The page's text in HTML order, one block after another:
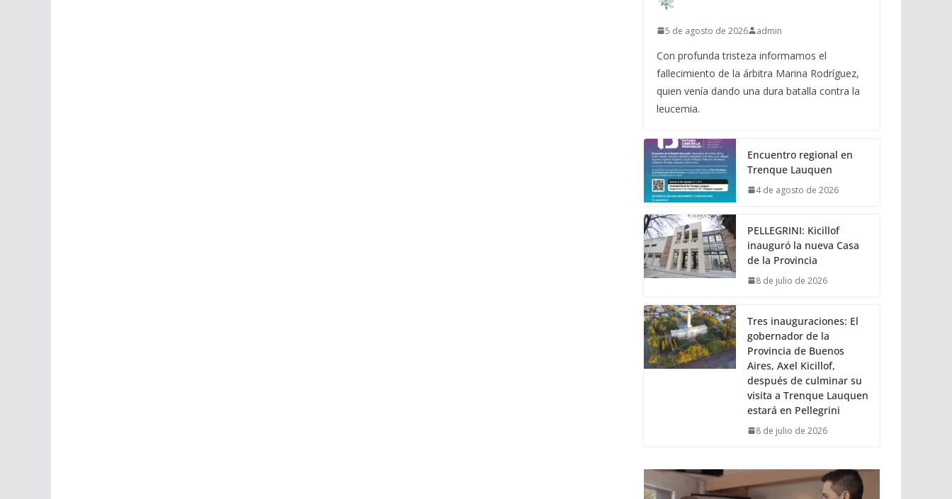
5 de agosto de 2026 admin
Con profunda tristeza informamos el
fallecimiento de la árbitra Marina Rodríguez,
quien venía dando una dura batalla contra la
leucemia.
Encuentro regional en
Trenque Lauquen
4 de agosto de 2026
PELLEGRINI: Kicillof
inauguró la nueva Casa
de la Provincia
8 de julio de 2026
Tres inauguraciones: El
gobernador de la
Provincia de Buenos
Aires, Axel Kicillof,
después de culminar su
visita a Trenque Lauquen
estará en Pellegrini
8 de julio de 2026